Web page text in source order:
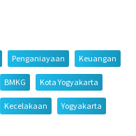
Penganiayaan Keuangan
BMKG Kota Yogyakarta
Kecelakaan Yogyakarta